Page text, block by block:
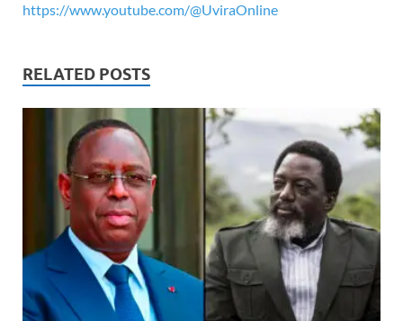
https://www.youtube.com/@UviraOnline
RELATED POSTS